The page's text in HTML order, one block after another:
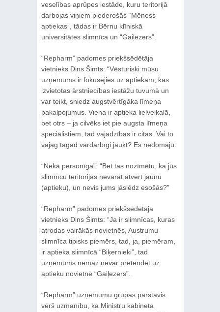
veselības aprūpes iestāde, kuru teritorijā
darbojas viņiem piederošās “Mēness
aptiekas”, tādas ir Bērnu klīniskā
universitātes slimnīca un “Gaiļezers”.
“Repharm” padomes priekšsēdētāja
vietnieks Dins Šimts: “Vēsturiski mūsu
uzņēmums ir fokusējies uz aptiekām, kas
izvietotas ārstniecības iestāžu tuvumā un
var teikt, sniedz augstvērtīgāka līmeņa
pakalpojumus. Viena ir aptieka lielveikalā,
bet otrs – ja cilvēks iet pie augsta līmeņa
speciālistiem, tad vajadzības ir citas. Vai to
vajag tagad vardarbīgi jaukt? Es nedomāju.
“Nekā personīga”: “Bet tas nozīmētu, ka jūs
slimnīcu teritorijās nevarat atvērt jaunu
(aptieku), un nevis jums jāslēdz esošās?”
“Repharm” padomes priekšsēdētāja
vietnieks Dins Šimts: “Ja ir slimnīcas, kuras
atrodas vairākās novietnēs, Austrumu
slimnīca tipisks piemērs, tad, ja, piemēram,
ir aptieka slimnīcā “Biķernieki”, tad
uzņēmums nemaz nevar pretendēt uz
aptieku novietnē “Gaiļezers”.
“Repharm” uzņēmumu grupas pārstāvis
vērš uzmanību, ka Ministru kabineta